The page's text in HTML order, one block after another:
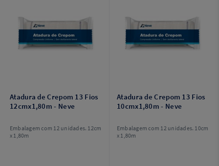
Atadura de Crepom 13 Fios
12cmx1,80m - Neve
Embalagem com 12 unidades. 12cm
x 1,80m
Atadura de Crepom 13 Fios
10cmx1,80m - Neve
Embalagem com 12 unidades. 10cm
x 1,80m